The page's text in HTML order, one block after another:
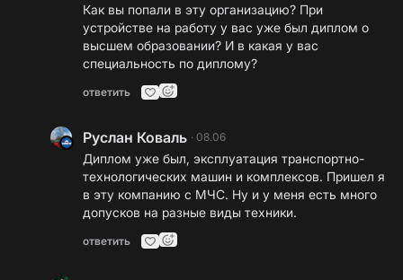
Как вы попали в эту организацию? При
устройстве на работу у вас уже был диплом о
высшем образовании? И в какая у вас
специальность по диплому?
ответить
Руслан Коваль · 08.06
Диплом уже был, эксплуатация транспортно-
технологических машин и комплексов. Пришел я
в эту компанию с МЧС. Ну и у меня есть много
допусков на разные виды техники.
ответить